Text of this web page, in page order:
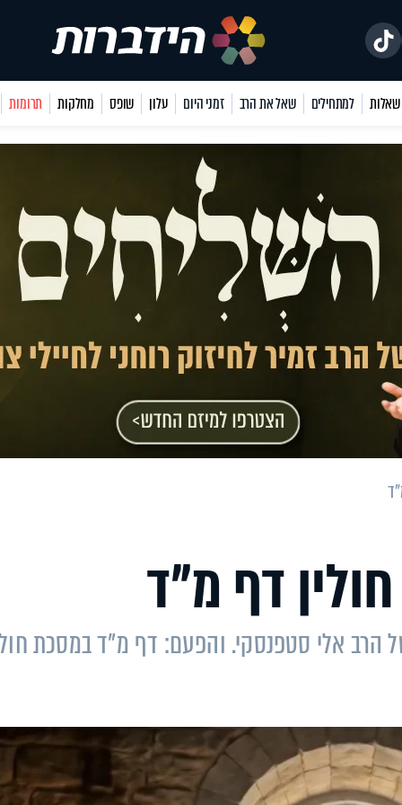
למתחילים שאל את הרב זמני היום עלון שופס מחלקות תרומות
דף מ"ד
הרב אלי סטפנסקי. והפעם: דף מ"ד במסכת